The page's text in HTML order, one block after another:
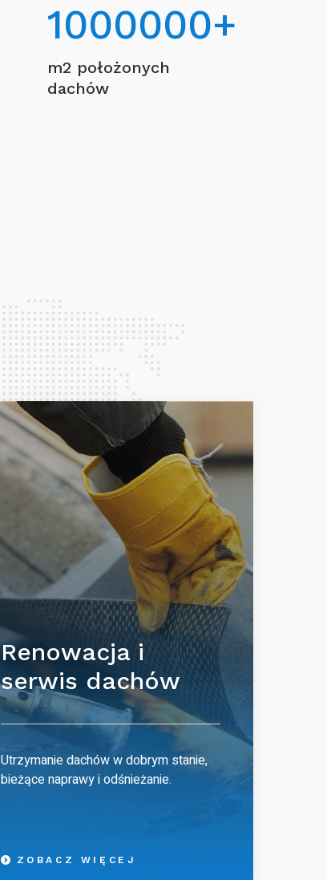
1000000+
m2 położonych
dachów
Renowacja i
serwis dachów
Utrzymanie dachów w dobrym stanie,
bieżące naprawy i odśnieżanie.
ZOBACZ WIĘCEJ